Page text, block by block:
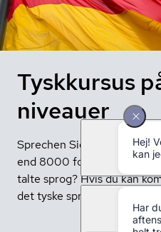
Tyskkursus
niveauer
Sprechen Sie Deutsch?
end 8000 forskellige
talte sprog? Hvis du kan
det tyske sprog, kan det